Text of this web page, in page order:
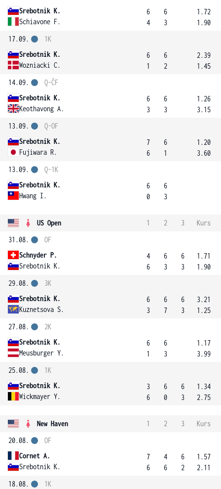
Srebotnik K.
Schiavone F.
6
4
6
3
1.72
1.90
17.09.
Srebotnik K.
Wozniacki C.
1K
6
1
6
2
2.39
1.45
14.09.
Srebotnik K.
Keothavong A.
Q-ČF
6
3
6
3
1.26
3.15
13.09.
Srebotnik K.
Fujiwara R.
Q-OF
7
6
6
1
1.20
3.60
13.09.
Srebotnik K.
Hwang I.
Q-1K
6
0
6
3
US Open 1 2 3
Kurs
31.08.
Schnyder P.
Srebotnik K.
OF
4
6
6
3
6
3
1.71
1.90
29.08.
Srebotnik K.
Kuznetsova S.
3K
6
3
6
7
6
3
3.21
1.25
27.08.
Srebotnik K.
Meusburger Y.
2K
6
1
6
3
1.17
3.99
25.08.
Srebotnik K.
Wickmayer Y.
1K
3
6
6
0
6
3
1.34
2.75
New Haven 1 2 3
Kurs
20.08.
Cornet A.
Srebotnik K.
OF
7
6
4
6
6
2
1.57
2.11
18.08.
1K